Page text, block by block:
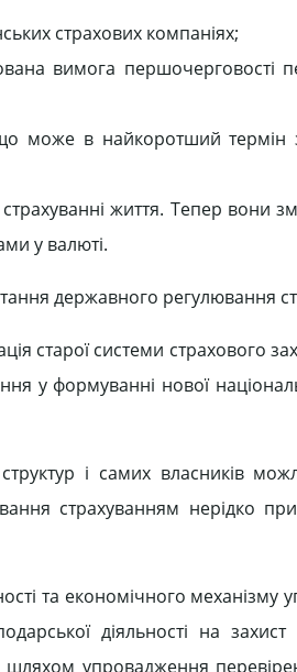
страхових компаніях;
вимога першочерговості
може в найкоротший термін
життя. Тепер вони
у валюті.
державного регулювання
старої системи страхового
у формуванні нової
і самих власників
страхуванням нерідко
та економічного механізму
діяльності на
упровадження